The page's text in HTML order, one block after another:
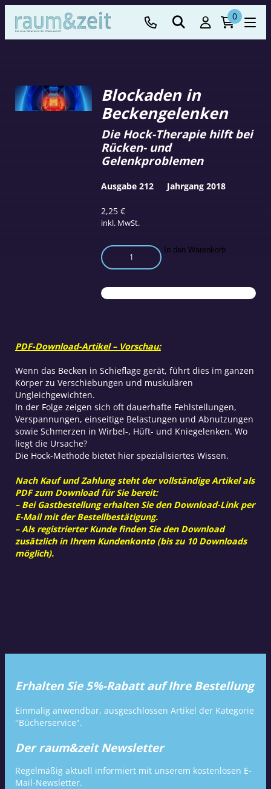
0
Blockaden in
Beckengelenken
2,25€
inkl. MwSt.
Die Hock-Therapie hilft bei
Rücken- und
Gelenkproblemen
Blockaden
in
Menge
In den Warenkorb
Ausgabe 212 Jahrgang 2018
PDF-Download-Artikel – Vorschau:
Wenn das Becken in Schieflage gerät, führt dies im ganzen
Körper zu Verschiebungen und muskulären
Ungleichgewichten.
In der Folge zeigen sich oft dauerhafte Fehlstellungen,
Verspannungen, einseitige Belastungen und Abnutzungen
sowie Schmerzen in Wirbel-, Hüft- und Kniegelenken. Wo
liegt die Ursache?
Die Hock-Methode bietet hier spezialisiertes Wissen.
Nach Kauf und Zahlung steht der vollständige Artikel als
PDF zum Download für Sie bereit:
– Bei Gastbestellung erhalten Sie den Download-Link per
E-Mail mit der Bestellbestätigung.
– Als registrierter Kunde finden Sie den Download
zusätzlich in Ihrem Kundenkonto (bis zu 10 Downloads
möglich).
Erhalten Sie 5%-Rabatt auf Ihre Bestellung
Einmalig anwendbar, ausgeschlossen Artikel der Kategorie
"Bücherservice".
Der raum&zeit Newsletter
Regelmäßig aktuell informiert mit unserem kostenlosen E-
Mail-Newsletter.